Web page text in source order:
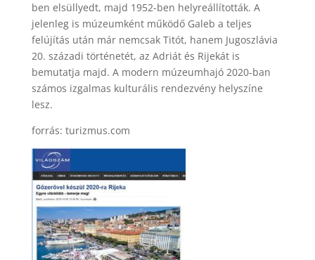
ben elsüllyedt, majd 1952-ben helyreállították. A
jelenleg is múzeumként működő Galeb a teljes
felújítás után már nemcsak Titót, hanem Jugoszlávia
20. századi történetét, az Adriát és Rijekát is
bemutatja majd. A modern múzeumhajó 2020-ban
számos izgalmas kulturális rendezvény helyszíne
lesz.
forrás: turizmus.com